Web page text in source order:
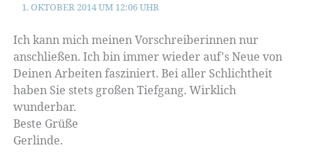
1. OKTOBER 2014 UM 12:06 UHR
Ich kann mich meinen Vorschreiberinnen nur
anschließen. Ich bin immer wieder auf's Neue von
Deinen Arbeiten fasziniert. Bei aller Schlichtheit
haben Sie stets großen Tiefgang. Wirklich
wunderbar.
Beste Grüße
Gerlinde.